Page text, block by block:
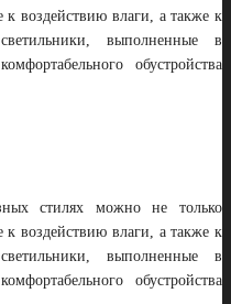
к воздействию влаги, а также к
выполненные в
обустройства
стилях можно не только
к воздействию влаги, а также к
выполненные в
обустройства